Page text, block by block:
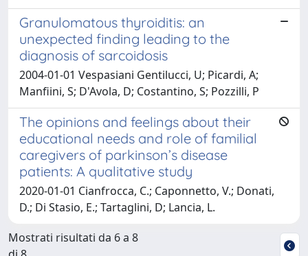
Granulomatous thyroiditis: an
unexpected finding leading to the
diagnosis of sarcoidosis
2004-01-01 Vespasiani Gentilucci, U; Picardi, A;
Manfiini, S; D'Avola, D; Costantino, S; Pozzilli, P
The opinions and feelings about their
educational needs and role of familial
caregivers of parkinson’s disease
patients: A qualitative study
2020-01-01 Cianfrocca, C.; Caponnetto, V.; Donati,
D.; Di Stasio, E.; Tartaglini, D; Lancia, L.
Mostrati risultati da 6 a 8